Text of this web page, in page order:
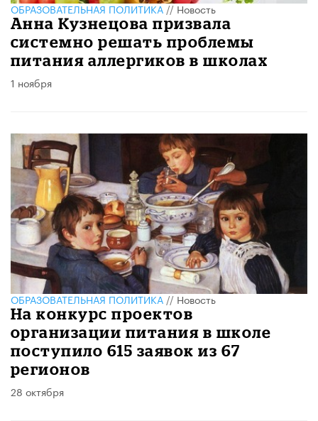
ОБРАЗОВАТЕЛЬНАЯ ПОЛИТИКА//Новость
Анна Кузнецова призвала
системно решать проблемы
питания аллергиков в школах
1 ноября
ОБРАЗОВАТЕЛЬНАЯ ПОЛИТИКА//Новость
На конкурс проектов
организации питания в школе
поступило 615 заявок из 67
регионов
28 октября